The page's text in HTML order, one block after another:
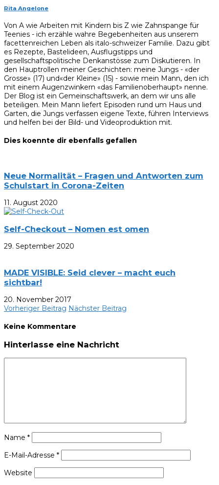
Rita Angelone
Von A wie Arbeiten mit Kindern bis Z wie Zahnspange für
Teenies - ich erzähle wahre Begebenheiten aus unserem
facettenreichen Leben als italo-schweizer Familie. Dazu gibt
es Rezepte, Bastelideen, Ausflugstipps und
gesellschaftspolitische Denkanstösse zum Diskutieren. In
den Hauptrollen meiner Geschichten: meine Jungs - «der
Grosse» (17) und«der Kleine» (15) - sowie mein Mann, den ich
mit einem Augenzwinkern «das Familienoberhaupt» nenne.
Der Blog ist ein Gemeinschaftswerk, an dem wir uns alle
beteiligen. Mein Mann liefert Episoden rund um Haus und
Garten, die Jungs verfassen eigene Texte, führen Interviews
und helfen bei der Bild- und Videoproduktion mit.
Dies koennte dir ebenfalls gefallen
Neue Normalität – Fragen und Antworten zum
Schulstart in Corona-Zeiten
11. August 2020
Self-Checkout – Nomen est omen
29. September 2020
MADE VISIBLE: Seid clever – macht euch
sichtbar!
20. November 2017
Vorheriger Beitrag Nächster Beitrag
Keine Kommentare
Hinterlasse eine Nachricht
Name *
E-Mail-Adresse *
Website